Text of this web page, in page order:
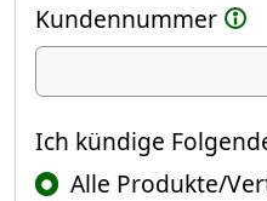
Kundennummer
Ich kündige
Ich kündige
Alle Produkte/